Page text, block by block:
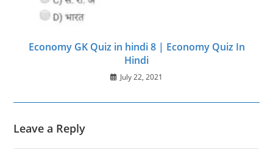
Economy GK Quiz in hindi 8 | Economy Quiz In
Hindi
July 22, 2021
Leave a Reply